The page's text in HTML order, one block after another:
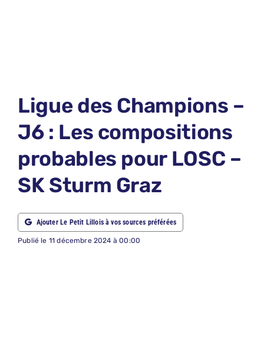
NOUS
NOUS
Ligue des Champions –
J6 : Les compositions
probables pour LOSC –
SK Sturm Graz
Ajouter Le Petit Lillois à vos sources préférées
Publié le 11 décembre 2024 à 00:00